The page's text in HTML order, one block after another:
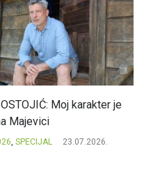
OSTOJIĆ: Moj karakter je
Majevici
, SPECIJAL 23.07.2026.